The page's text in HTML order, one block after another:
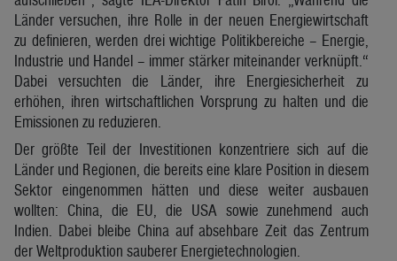
Länder versuchen, ihre Rolle in der neuen Energiewirtschaft
zu definieren, werden drei wichtige Politikbereiche – Energie,
Industrie und Handel – immer stärker miteinander verknüpft.“
Dabei versuchten die Länder, ihre Energiesicherheit zu
erhöhen, ihren wirtschaftlichen Vorsprung zu halten und die
Emissionen zu reduzieren.
Der größte Teil der Investitionen konzentriere sich auf die
Länder und Regionen, die bereits eine klare Position in diesem
Sektor eingenommen hätten und diese weiter ausbauen
wollten: China, die EU, die USA sowie zunehmend auch
Indien. Dabei bleibe China auf absehbare Zeit das Zentrum
der Weltproduktion sauberer Energietechnologien.